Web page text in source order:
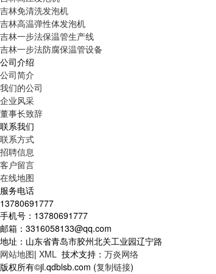
吉林免清洗发泡机
吉林高温弹性体发泡机
吉林一步法保温管生产线
吉林一步法防腐保温管设备
公司介绍
公司简介
我们的公司
企业风采
董事长致辞
联系我们
联系方式
招聘信息
客户留言
在线地图
服务电话
13780691777
手机号：13780691777
邮箱：3316058133@qq.com
地址：山东省青岛市胶州北关工业园辽宁路
网站地图| XML 技术支持： 万炎网络
版权所有©jl.qdblsb.com (复制链接)